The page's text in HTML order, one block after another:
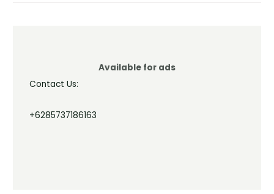
Available for ads
Contact Us:
+6285737186163